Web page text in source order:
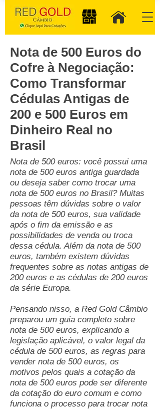
Nota de 500 Euros do
Cofre à Negociação:
Como Transformar
Cédulas Antigas de
200 e 500 Euros em
Dinheiro Real no
Brasil
Nota de 500 euros: você possui uma
nota de 500 euros antiga guardada
ou deseja saber como trocar uma
nota de 500 euros no Brasil? Muitas
pessoas têm dúvidas sobre o valor
da nota de 500 euros, sua validade
após o fim da emissão e as
possibilidades de venda ou troca
dessa cédula. Além da nota de 500
euros, também existem dúvidas
frequentes sobre as notas antigas de
200 euros e as cédulas de 200 euros
da série Europa.
Pensando nisso, a Red Gold Câmbio
preparou um guia completo sobre
nota de 500 euros, explicando a
legislação aplicável, o valor legal da
cédula de 500 euros, as regras para
vender nota de 500 euros, os
motivos pelos quais a cotação da
nota de 500 euros pode ser diferente
da cotação do euro comum e como
funciona o processo para trocar nota